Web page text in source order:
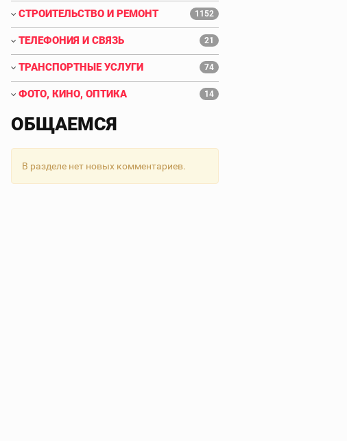
СТРОИТЕЛЬСТВО И РЕМОНТ 1152
ТЕЛЕФОНИЯ И СВЯЗЬ 21
ТРАНСПОРТНЫЕ УСЛУГИ 74
ФОТО, КИНО, ОПТИКА 14
ОБЩАЕМСЯ
В разделе нет новых комментариев.